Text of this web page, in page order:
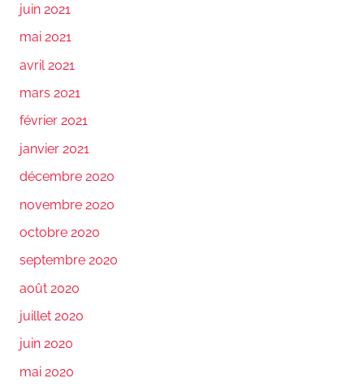
juin 2021
mai 2021
avril 2021
mars 2021
février 2021
janvier 2021
décembre 2020
novembre 2020
octobre 2020
septembre 2020
août 2020
juillet 2020
juin 2020
mai 2020